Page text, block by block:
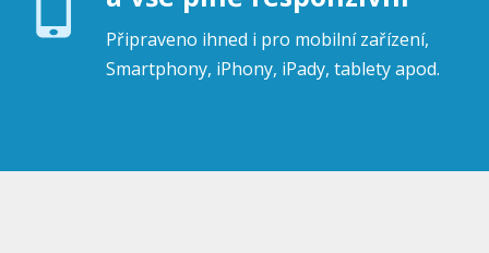
Připraveno ihned i pro mobilní zařízení,
Smartphony, iPhony, iPady, tablety apod.